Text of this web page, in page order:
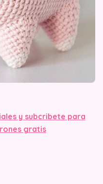
y subcribete para
gratis